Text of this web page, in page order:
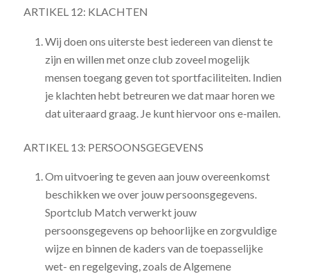
ARTIKEL 12: KLACHTEN
Wij doen ons uiterste best iedereen van dienst te
zijn en willen met onze club zoveel mogelijk
mensen toegang geven tot sportfaciliteiten. Indien
je klachten hebt betreuren we dat maar horen we
dat uiteraard graag. Je kunt hiervoor ons e-mailen.
ARTIKEL 13: PERSOONSGEGEVENS
Om uitvoering te geven aan jouw overeenkomst
beschikken we over jouw persoonsgegevens.
Sportclub Match verwerkt jouw
persoonsgegevens op behoorlijke en zorgvuldige
wijze en binnen de kaders van de toepasselijke
wet- en regelgeving, zoals de Algemene